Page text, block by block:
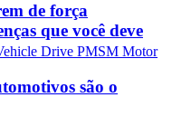
de força
que você deve
são o